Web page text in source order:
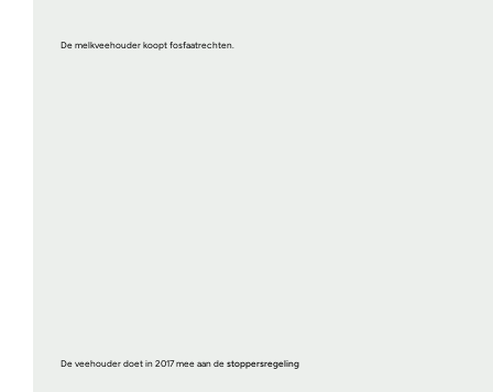
De melkveehouder koopt fosfaatrechten.
De veehouder doet in 2017 mee aan de stoppersregeling